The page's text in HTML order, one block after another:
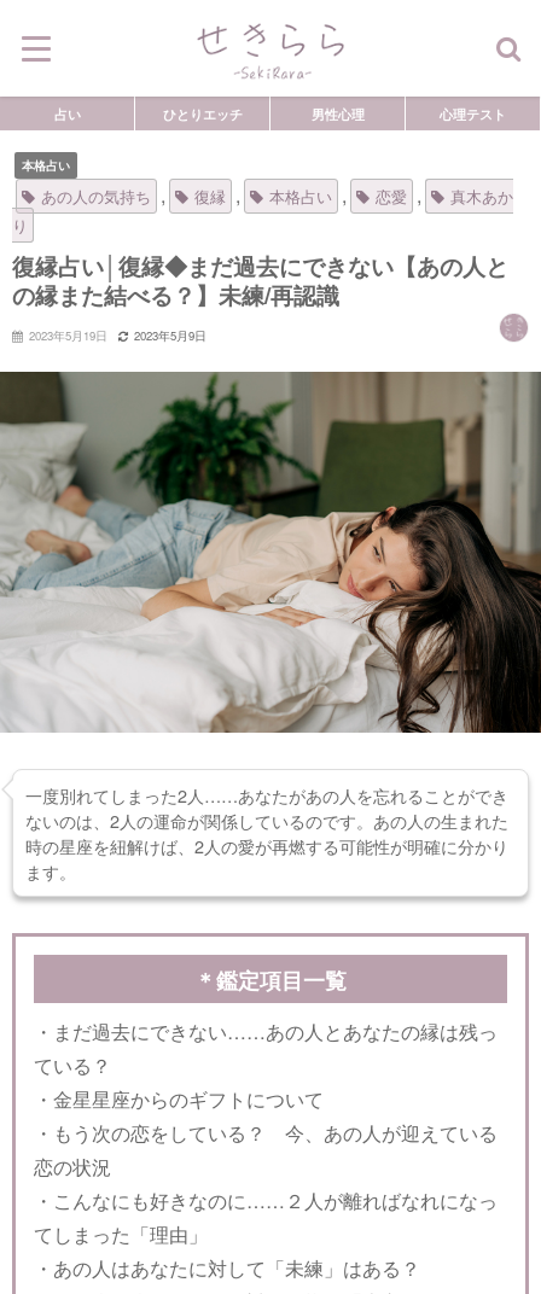
占い ひとりエッチ 男性心理 心理テスト
本格占い
あの人の気持ち , 復縁 , 本格占い , 恋愛 ,
真木あか
り
復縁占い│復縁◆まだ過去にできない【あの人と
の縁また結べる？】未練/再認識
2023年5月19日 2023年5月9日
一度別れてしまった2人……あなたがあの人を忘れることができ
ないのは、2人の運命が関係しているのです。あの人の生まれた
時の星座を紐解けば、2人の愛が再燃する可能性が明確に分かり
ます。
＊鑑定項目一覧
・まだ過去にできない……あの人とあなたの縁は残っ
ている？
・金星星座からのギフトについて
・もう次の恋をしている？ 今、あの人が迎えている
恋の状況
・こんなにも好きなのに……２人が離ればなれになっ
てしまった「理由」
・あの人はあなたに対して「未練」はある？